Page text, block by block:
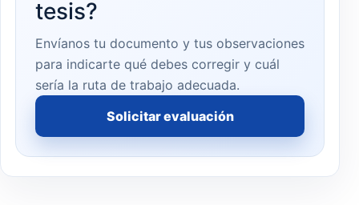
tesis?
Envíanos tu documento y tus observaciones
para indicarte qué debes corregir y cuál
sería la ruta de trabajo adecuada.
Solicitar evaluación